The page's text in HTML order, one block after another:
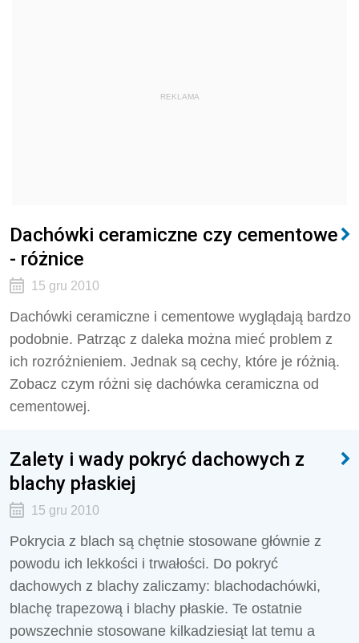
REKLAMA
Dachówki ceramiczne czy cementowe
- różnice
15 gru 2010
Dachówki ceramiczne i cementowe wyglądają bardzo
podobnie. Patrząc z daleka można mieć problem z
ich rozróżnieniem. Jednak są cechy, które je różnią.
Zobacz czym różni się dachówka ceramiczna od
cementowej.
Zalety i wady pokryć dachowych z
blachy płaskiej
15 gru 2010
Pokrycia z blach są chętnie stosowane głównie z
powodu ich lekkości i trwałości. Do pokryć
dachowych z blachy zaliczamy: blachodachówki,
blachę trapezową i blachy płaskie. Te ostatnie
powszechnie stosowane kilkadziesiąt lat temu a